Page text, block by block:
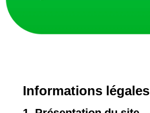
Informations légales